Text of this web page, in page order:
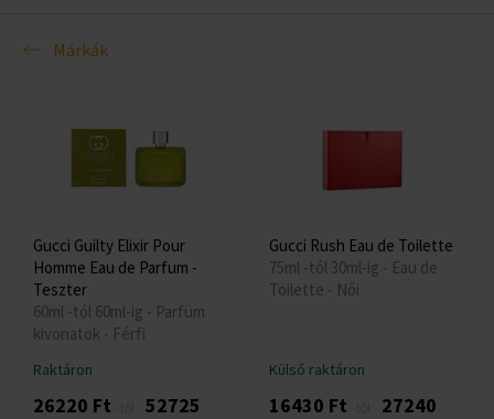
Márkák
Gucci Guilty Elixir Pour
Homme Eau de Parfum -
Teszter
60ml -tól 60ml-ig - Parfüm
kivonatok - Férfi
Raktáron
26220 Ft
52725
Gucci Rush Eau de Toilette
75ml -tól 30ml-ig - Eau de
Toilette - Női
Külső raktáron
16430 Ft
27240